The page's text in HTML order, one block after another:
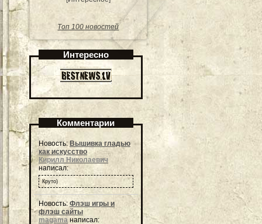
Топ 100 новостей
Интересно
Комментарии
Новость: Вышивка гладью
как искусство
Кирилл Николаевич
написал:
Круто)
Новость: Флэш игры и
флэш сайты
magama написал: